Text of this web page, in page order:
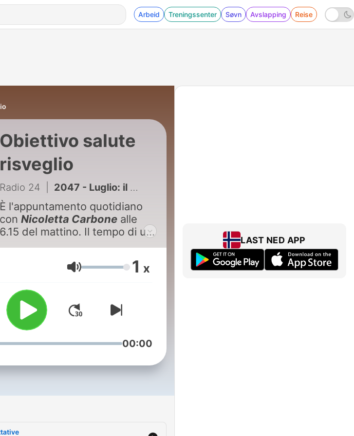
Arbeid Treningssenter Søvn Avslapping Reise
Obiettivo salute
risveglio
Radio 24 2047 - Luglio: il mese delle aspettative
È l'appuntamento quotidiano
con Nicoletta Carbonealle
6.15 del mattino. Il tempo di un
esperti strategie, metodi e
bene la giornata.
Volum 1 x
00:00
LAST NED APP